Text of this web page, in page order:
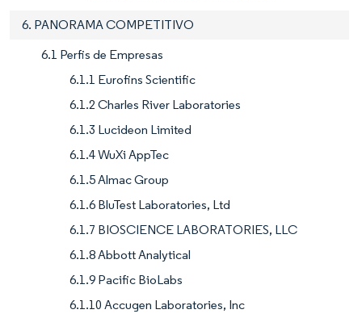
6. PANORAMA COMPETITIVO
6.1 Perfis de Empresas
6.1.1 Eurofins Scientific
6.1.2 Charles River Laboratories
6.1.3 Lucideon Limited
6.1.4 WuXi AppTec
6.1.5 Almac Group
6.1.6 BluTest Laboratories, Ltd
6.1.7 BIOSCIENCE LABORATORIES, LLC
6.1.8 Abbott Analytical
6.1.9 Pacific BioLabs
6.1.10 Accugen Laboratories, Inc